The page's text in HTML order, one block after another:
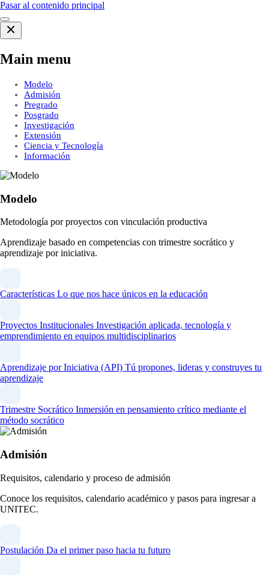
Pasar al contenido principal
Main menu
Modelo
Admisión
Pregrado
Posgrado
Investigación
Extensión
Ciencia y Tecnología
Información
Modelo
Metodología por proyectos con vinculación productiva
Aprendizaje basado en competencias con trimestre socrático y
aprendizaje por iniciativa.
Características Lo que nos hace únicos en la educación
Proyectos Institucionales Investigación aplicada, tecnología y
emprendimiento en equipos multidisciplinarios
Aprendizaje por Iniciativa (API) Tú propones, lideras y construyes tu
aprendizaje
Trimestre Socrático Inmersión en pensamiento crítico mediante el
método socrático
Admisión
Requisitos, calendario y proceso de admisión
Conoce los requisitos, calendario académico y pasos para ingresar a
UNITEC.
Postulación Da el primer paso hacia tu futuro